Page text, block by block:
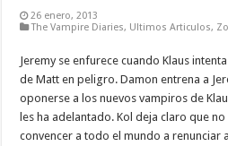
26 enero, 2013
The Vampire Diaries, Ultimos Articulos,
Jeremy se enfurece cuando Klaus
de Matt en peligro. Damon entrena a
oponerse a los nuevos vampiros de
les ha adelantado. Kol deja claro que
convencer a todo el mundo a renunciar